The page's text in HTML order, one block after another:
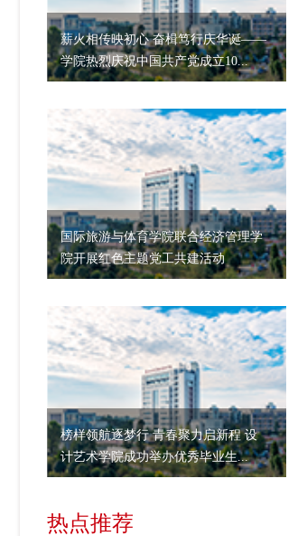
薪火相传映初心 奋楫笃行庆华诞——
学院热烈庆祝中国共产党成立10...
国际旅游与体育学院联合经济管理学
院开展红色主题党工共建活动
榜样领航逐梦行 青春聚力启新程 设
计艺术学院成功举办优秀毕业生...
热点推荐